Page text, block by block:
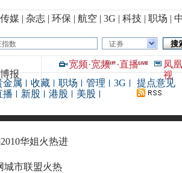
传媒| 杂志| 环保 | 航空 | 3G | 科技| 职场 |
证券
博报
宽频·宽频 ·直播
凤
视
金属 收藏 职场 管理
3G
播 新股 港股
美股
提点意见
2010华姐火热进
城市联盟火热